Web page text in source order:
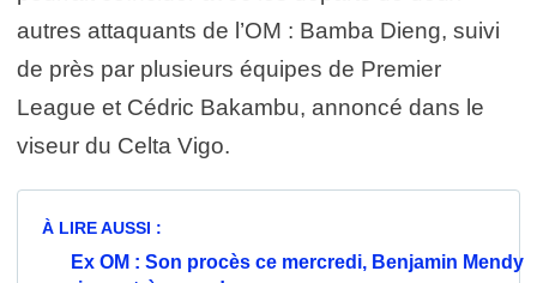
autres attaquants de l’OM : Bamba Dieng, suivi
de près par plusieurs équipes de Premier
League et Cédric Bakambu, annoncé dans le
viseur du Celta Vigo.
À LIRE AUSSI :
Ex OM : Son procès ce mercredi, Benjamin Mendy